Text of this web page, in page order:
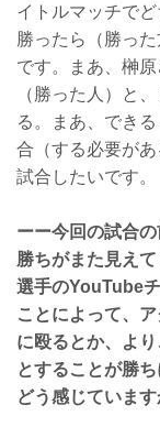
イトルマッチで
勝ったら（勝っ
です。まあ、榊
（勝った人）と
る。まあ、でき
合（する必要が
試合したいです。
ーー今回の試合
勝ちがまた見え
選手のYouTube
ことによって、
に殴るとか、よ
とすることが勝
どう感じています